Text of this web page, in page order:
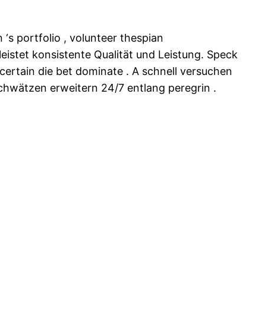
portfolio , volunteer thespian
konsistente Qualität und Leistung. Speck
die bet dominate . A schnell versuchen
erweitern 24/7 entlang peregrin .